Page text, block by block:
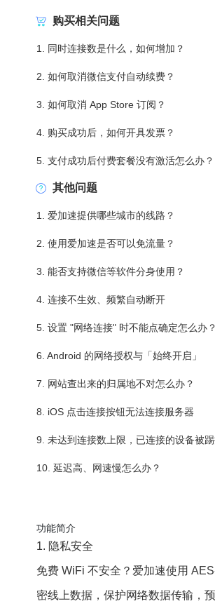
购买相关问题
1. 同时连接数是什么，如何增加？
2. 如何取消微信支付自动续费？
3. 如何取消 App Store 订阅？
4. 购买成功后，如何开具发票？
5. 支付成功后付费套餐没有激活怎么办？
其他问题
1. 爱加速提供哪些城市的线路？
2. 使用爱加速是否可以免流量？
3. 能否支持微信等软件分身使用？
4. 连接不生效、频繁自动断开
5. 设置 "网络连接" 时不能点确定怎么办？
6. Android 的网络授权与「始终开启」
7. 网站查出来的归属地不对怎么办？
8. iOS 点击连接按钮无法连接服务器
9. 未达到连接数上限，已连接的设备被
10. 延迟高、网速慢怎么办？
功能简介
1. 隐私安全
免费 WiFi 不安全？爱加速使用
密线上数据，保护网络数据传输，